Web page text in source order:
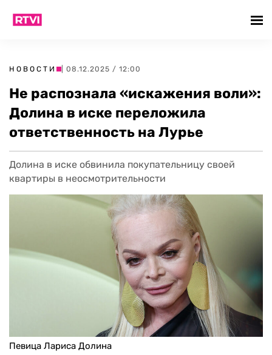
НОВОСТИ | 08.12.2025 / 12:00
Не распознала «искажения воли»:
Долина в иске переложила
ответственность на Лурье
Долина в иске обвинила покупательницу своей
квартиры в неосмотрительности
Певица Лариса Долина